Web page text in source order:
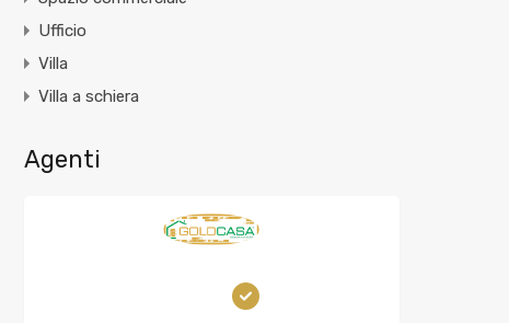
Ufficio
Villa
Villa a schiera
Agenti